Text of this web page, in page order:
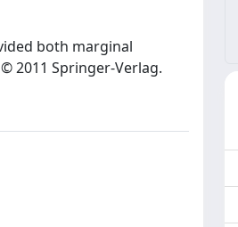
both marginal
2011 Springer-Verlag.